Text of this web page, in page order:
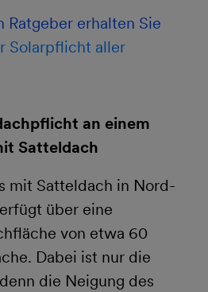
Ratgeber erhalten Sie
Solarpflicht aller
an einem
Satteldach
mit Satteldach in Nord-
über eine
von etwa 60
Dabei ist nur die
die Neigung des